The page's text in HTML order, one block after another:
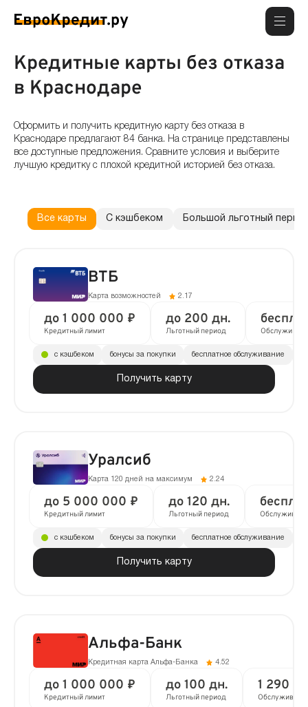
Кредитные карты без отказа
в Краснодаре
Оформить и получить кредитную карту без отказа в
Краснодаре предлагают 84 банка. На странице представлены
все доступные предложения. Сравните условия и выберите
лучшую кредитку с плохой кредитной историей без отказа.
Все карты С кэшбеком Большой льготный
ВТБ
Карта возможностей 2.17
до 1 000 000 ₽
Кредитный лимит
до 200 дн.
Льготный период
Получить карту
с кэшбеком бонусы за покупки бесплатное обслуживание
Уралсиб
Карта 120 дней на максимум 2.24
до 5 000 000 ₽
Кредитный лимит
до 120 дн.
Льготный период
Получить карту
с кэшбеком бонусы за покупки бесплатное обслуживание
Альфа-Банк
Кредитная карта Альфа-Банка 4.52
до 1 000 000 ₽
Кредитный лимит
до 100 дн.
Льготный период
1 290 ₽